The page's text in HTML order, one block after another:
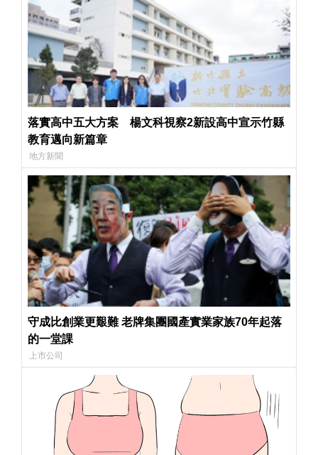
落實高中五大方案 楊文科視察2新設高中宣示竹縣
教育邁向新篇章
地方新聞
守成比創業更艱難 老牌集團國產實業家族70年起落
的一堂課
上市公司